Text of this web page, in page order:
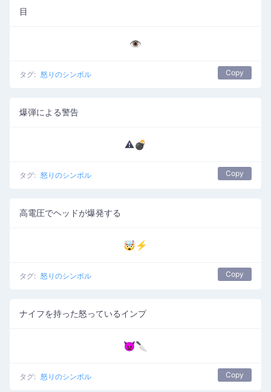
目
👁️
タグ: 怒りのシンボル Copy
爆弾による警告
⚠️💣
タグ: 怒りのシンボル Copy
高電圧でヘッドが爆発する
🤯⚡
タグ: 怒りのシンボル Copy
ナイフを持った怒っているインプ
👿🔪
タグ: 怒りのシンボル Copy